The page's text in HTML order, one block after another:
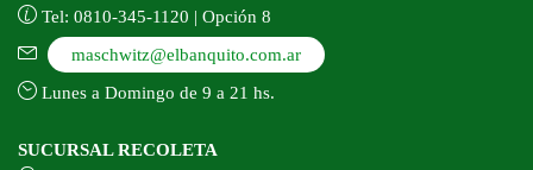
Tel: 0810-345-1120 | Opción 8
maschwitz@elbanquito.com.ar
Lunes a Domingo de 9 a 21 hs.
SUCURSAL RECOLETA